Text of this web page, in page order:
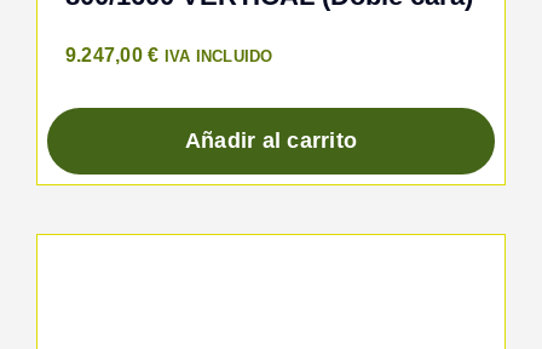
9.247,00€ IVA INCLUIDO
Añadir al carrito